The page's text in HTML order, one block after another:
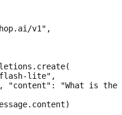
v1",
lite",
"content": "What is the